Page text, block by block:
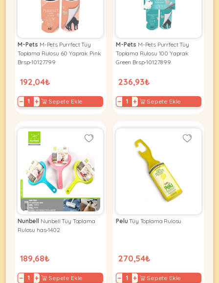
M-Pets M-Pets Purrfect Tüy
Toplama Rulosu 60 Yaprak Pink
Brsp-10127799
192,04₺
− + Sepete Ekle
M-Pets M-Pets Purrfect Tüy
Toplama Rulosu 100 Yaprak
Green Brsp-10127899
236,93₺
− + Sepete Ekle
Nunbell
Nunbell Tüy Toplama
Rulosu has-1402
189,68₺
− + Sepete Ekle
Pelu Tüy Toplama Rulosu
270,54₺
− + Sepete Ekle